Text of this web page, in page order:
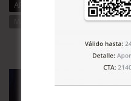
ARTÍCULOS RELACIONADOS
MÁS DE LA CATEGORÍA